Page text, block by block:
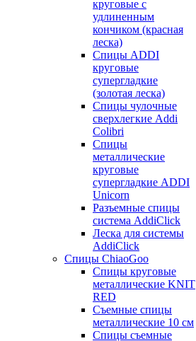
круговые с
удлиненным
кончиком (красная
леска)
Спицы ADDI
круговые
супергладкие
(золотая леска)
Спицы чулочные
сверхлегкие Addi
Colibri
Спицы
металлические
круговые
супергладкие ADDI
Unicorn
Разъемные спицы
система AddiClick
Леска для системы
AddiClick
Спицы ChiaoGoo
Спицы круговые
металлические KNIT
RED
Съемные спицы
металлические 10 см
Спицы съемные